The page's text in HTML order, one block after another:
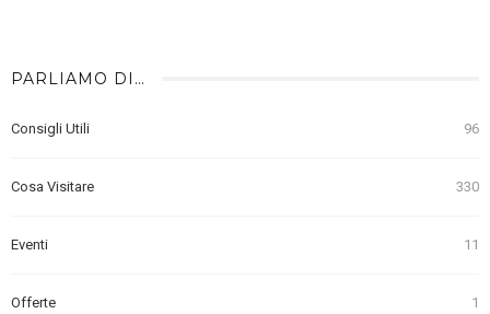
PARLIAMO DI…
Consigli Utili 96
Cosa Visitare 330
Eventi 11
Offerte 1